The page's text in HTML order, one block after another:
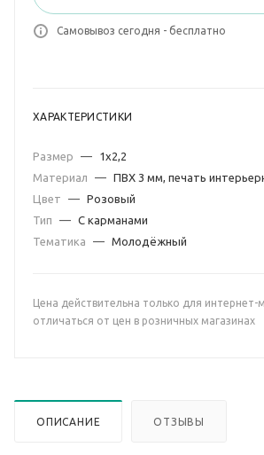
Самовывоз сегодня - бесплатно
ХАРАКТЕРИСТИКИ
Размер —
1х2,2
Материал
— ПВХ 3 мм, печать
Цвет
— Розовый
Тип
— С карманами
Тематика
— Молодёжный
Цена действительна только для интернет-
отличаться от цен в розничных магазинах
ОПИСАНИЕ ОТЗЫВЫ